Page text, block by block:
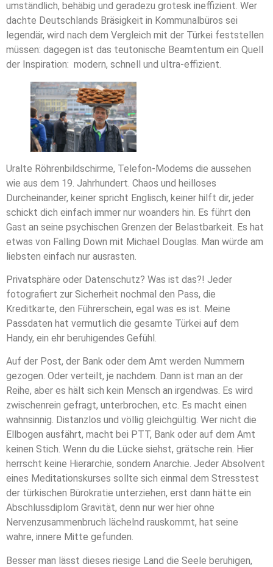
umständlich, behäbig und geradezu grotesk ineffizient. Wer
dachte Deutschlands Bräsigkeit in Kommunalbüros sei
legendär, wird nach dem Vergleich mit der Türkei feststellen
müssen: dagegen ist das teutonische Beamtentum ein Quell
der Inspiration: modern, schnell und ultra-effizient.
Uralte Röhrenbildschirme, Telefon-Modems die aussehen
wie aus dem 19. Jahrhundert. Chaos und heilloses
Durcheinander, keiner spricht Englisch, keiner hilft dir, jeder
schickt dich einfach immer nur woanders hin. Es führt den
Gast an seine psychischen Grenzen der Belastbarkeit. Es hat
etwas von Falling Down mit Michael Douglas. Man würde am
liebsten einfach nur ausrasten.
Privatsphäre oder Datenschutz? Was ist das?! Jeder
fotografiert zur Sicherheit nochmal den Pass, die
Kreditkarte, den Führerschein, egal was es ist. Meine
Passdaten hat vermutlich die gesamte Türkei auf dem
Handy, ein ehr beruhigendes Gefühl.
Auf der Post, der Bank oder dem Amt werden Nummern
gezogen. Oder verteilt, je nachdem. Dann ist man an der
Reihe, aber es hält sich kein Mensch an irgendwas. Es wird
zwischenrein gefragt, unterbrochen, etc. Es macht einen
wahnsinnig. Distanzlos und völlig gleichgültig. Wer nicht die
Ellbogen ausfährt, macht bei PTT, Bank oder auf dem Amt
keinen Stich. Wenn du die Lücke siehst, grätsche rein. Hier
herrscht keine Hierarchie, sondern Anarchie. Jeder Absolvent
eines Meditationskurses sollte sich einmal dem Stresstest
der türkischen Bürokratie unterziehen, erst dann hätte ein
Abschlussdiplom Gravität, denn nur wer hier ohne
Nervenzusammenbruch lächelnd rauskommt, hat seine
wahre, innere Mitte gefunden.
Besser man lässt dieses riesige Land die Seele beruhigen,